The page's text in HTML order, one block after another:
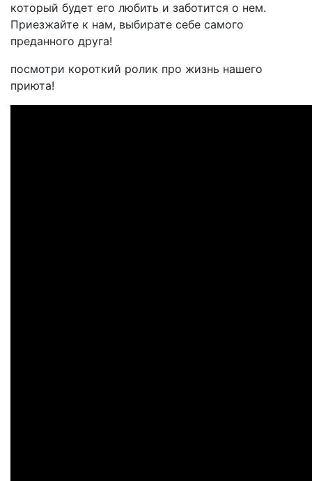
который будет его любить и заботится о нем.
Приезжайте к нам, выбирате себе самого
преданного друга!
посмотри короткий ролик про жизнь нашего
приюта!